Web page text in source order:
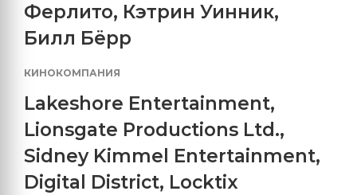
Ферлито, Кэтрин Уинник,
Билл Бёрр
КИНОКОМПАНИЯ
Lakeshore Entertainment,
Lionsgate Productions Ltd.,
Sidney Kimmel Entertainment,
Digital District, Locktix